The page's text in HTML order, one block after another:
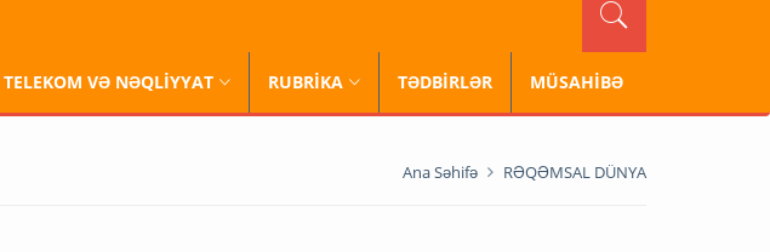
TELEKOM VƏ NƏQLİYYAT RUBRİKA TƏDBİRLƏR MÜSAHİBƏ
Ana Səhifə RƏQƏMSAL DÜNYA